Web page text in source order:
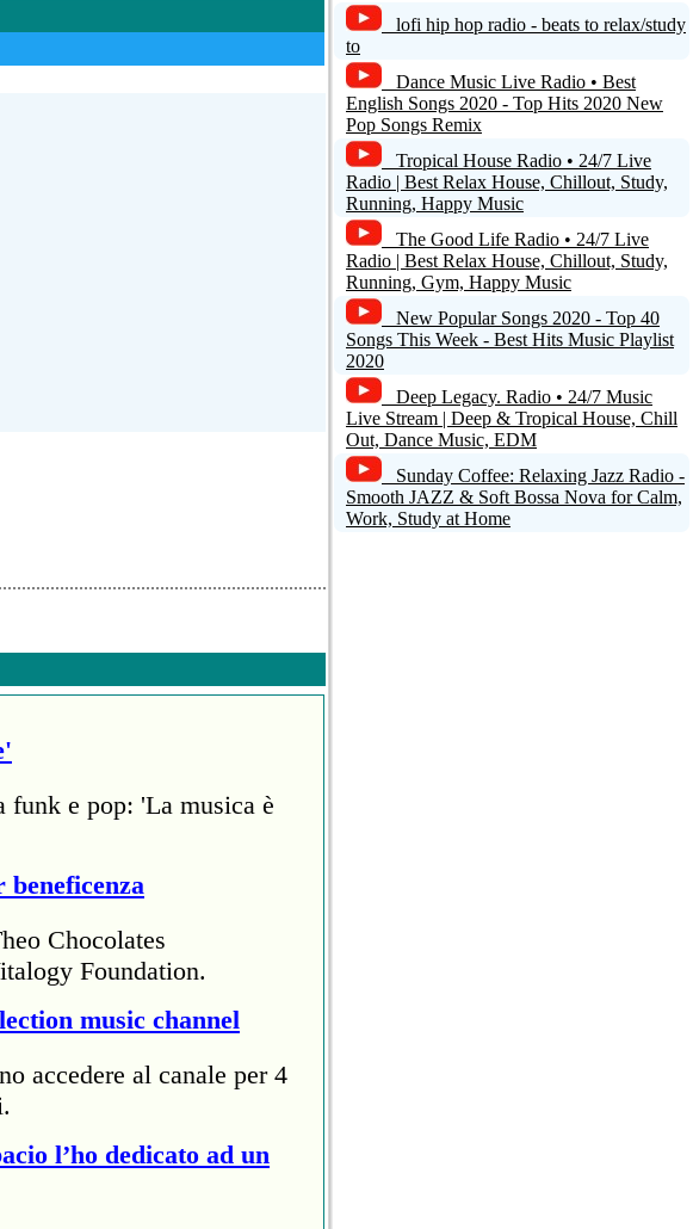
e pop: 'La musica è
Chocolates
Foundation.
music channel
accedere al canale per 4
l’ho dedicato ad un
lofi hip hop radio - beats to relax/study
to
Dance Music Live Radio • Best
English Songs 2020 - Top Hits 2020 New
Pop Songs Remix
Tropical House Radio • 24/7 Live
Radio | Best Relax House, Chillout, Study,
Running, Happy Music
The Good Life Radio • 24/7 Live
Radio | Best Relax House, Chillout, Study,
Running, Gym, Happy Music
New Popular Songs 2020 - Top 40
Songs This Week - Best Hits Music Playlist
2020
Deep Legacy. Radio • 24/7 Music
Live Stream | Deep & Tropical House, Chill
Out, Dance Music, EDM
Sunday Coffee: Relaxing Jazz Radio -
Smooth JAZZ & Soft Bossa Nova for Calm,
Work, Study at Home